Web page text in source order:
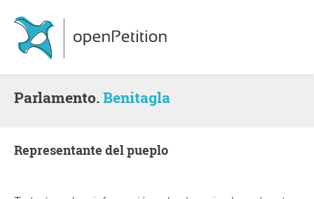
Parlamento.Benitagla
representante del pueplo